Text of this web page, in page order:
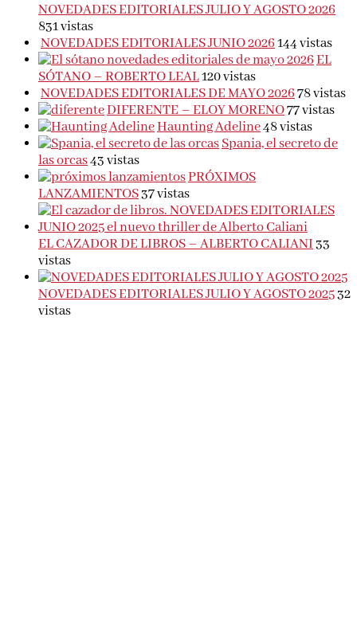
NOVEDADES EDITORIALES JULIO Y AGOSTO 2026
831 vistas
NOVEDADES EDITORIALES JUNIO 2026144 vistas
EL
SÓTANO – ROBERTO LEAL120 vistas
NOVEDADES EDITORIALES DE MAYO 202678 vistas
DIFERENTE – ELOY MORENO77 vistas
Haunting Adeline48 vistas
Spania, el secreto de
las orcas43 vistas
PRÓXIMOS
LANZAMIENTOS37 vistas
EL CAZADOR DE LIBROS – ALBERTO CALIANI33
vistas
NOVEDADES EDITORIALES JULIO Y AGOSTO 202532
vistas